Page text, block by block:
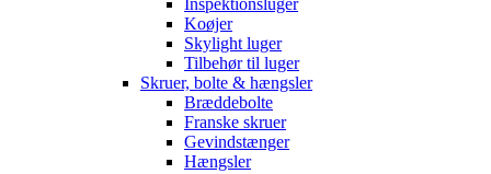
Inspektionsluger
Koøjer
Skylight luger
Tilbehør til luger
Skruer, bolte & hængsler
Bræddebolte
Franske skruer
Gevindstænger
Hængsler